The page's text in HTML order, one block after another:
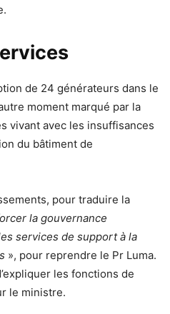
de 24 générateurs dans le
moment marqué par la
vivant avec les insuffisances
du bâtiment de
pour traduire la
la gouvernance
services de support à la
», pour reprendre le Pr Luma.
les fonctions de
le ministre.